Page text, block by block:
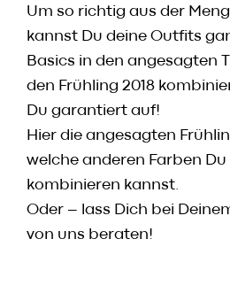
Um so richtig aus der
kannst Du deine Outfits
Basics in den angesagten
den Frühling 2018
Du garantiert auf!
Hier die angesagten
welche anderen Farben
kombinieren kannst.
Oder – lass Dich bei
von uns beraten!